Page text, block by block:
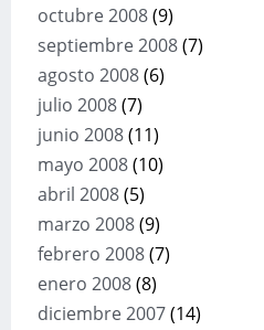
octubre 2008(9)
septiembre 2008(7)
agosto 2008(6)
julio 2008(7)
junio 2008(11)
mayo 2008(10)
abril 2008(5)
marzo 2008(9)
febrero 2008(7)
enero 2008(8)
diciembre 2007(14)